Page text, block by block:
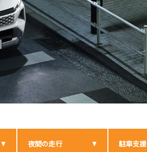
夜間の走行 駐車支援